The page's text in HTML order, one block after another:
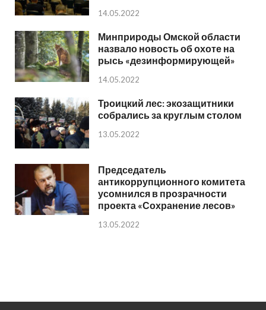
14.05.2022
Минприроды Омской области
назвало новость об охоте на
рысь «дезинформирующей»
14.05.2022
Троицкий лес: экозащитники
собрались за круглым столом
13.05.2022
Председатель
антикоррупционного комитета
усомнился в прозрачности
проекта «Сохранение лесов»
13.05.2022